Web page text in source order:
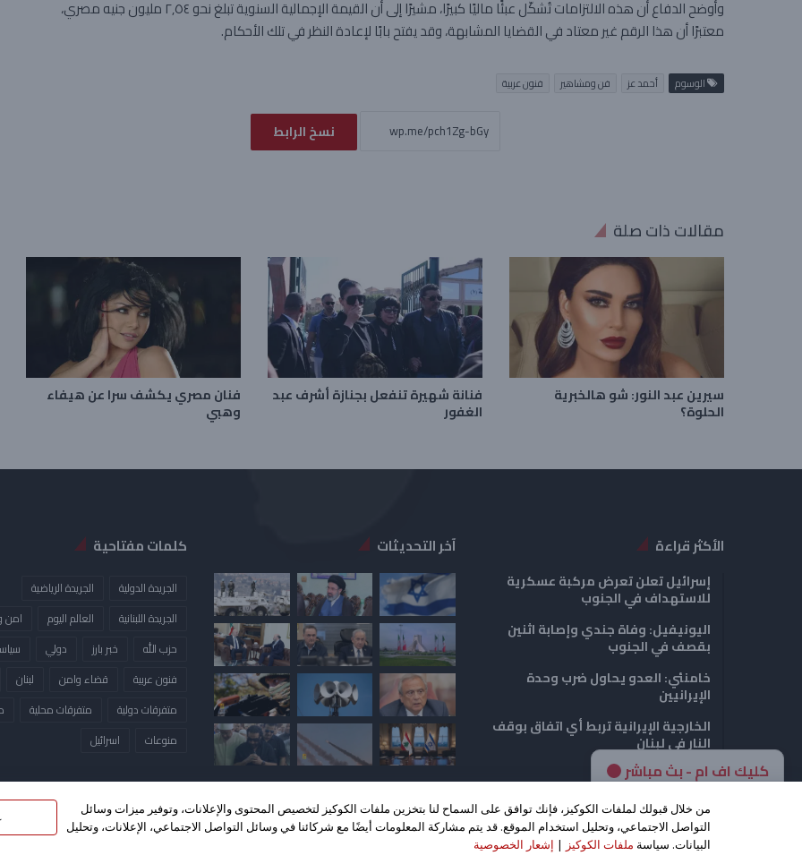
وأوضح الدفاع أن هذه الالتزامات تُشكّل عبئًا ماليًا كبيرًا، مشيرًا إلى أن القيمة الإجمالية السنوية تبلغ نحو ٢٫٥٤ مليون جنيه مصري،
معتبرًا أن هذا الرقم غير معتاد في القضايا المشابهة، وقد يفتح بابًا لإعادة النظر في تلك الأحكام.
الوسوم أحمد عز فن ومشاهير فنون عربية
نسخ الرابط
مقالات ذات صلة
سيرين عبد النور: شو هالخبرية
الحلوة؟
فنانة شهيرة تنفعل بجنازة أشرف عبد
الغفور
فنان مصري يكشف سرا عن هيفاء
وهبي
الأكثر قراءة
إسرائيل تعلن تعرض مركبة عسكرية
للاستهداف في الجنوب
اليونيفيل: وفاة جندي وإصابة اثنين
بقصف في الجنوب
خامنئي: العدو يحاول ضرب وحدة
الإيرانيين
الخارجية الإيرانية تربط أي اتفاق بوقف
النار في لبنان
آخر التحديثات كلمات مفتاحية
الجريدة الدولية
الجريدة الرياضية
الجريدة اللبنانية
العالم اليوم
امن
حزب الله
خبر بارز دولي
فنون عربية
قضاء وامن لبنان
متفرقات دولية
متفرقات محلية
منوعات
​اسرائيل
حقوق الطبع والنشر 2026©، جميع الحقوق محفوظة. تصميم واستضافة بواسطة
كليك اف ام - بث مباشر
من خلال قبولك لملفات الكوكيز، فإنك توافق على السماح لنا بتخزين ملفات الكوكيز لتخصيص المحتوى والإعلانات، وتوفير ميزات وسائل
التواصل الاجتماعي، وتحليل استخدام الموقع. قد يتم مشاركة المعلومات أيضًا مع شركائنا في وسائل التواصل الاجتماعي، الإعلانات، وتحليل
البيانات. سياسة ملفات الكوكيز | إشعار الخصوصية